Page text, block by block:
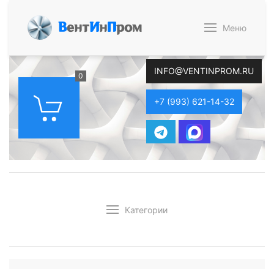
ВентИнПром Меню
0 INFO@VENTINPROM.RU
+7 (993) 621-14-32
Категории